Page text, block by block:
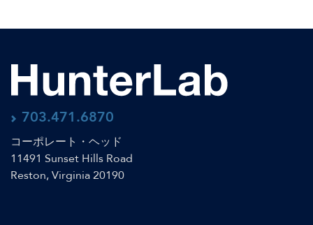
703.471.6870
コーポレート・ヘッド
11491 Sunset Hills Road
Reston, Virginia 20190